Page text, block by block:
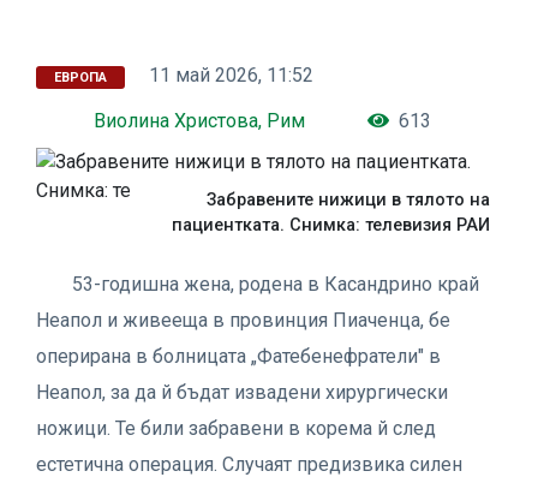
ЕВРОПА
11 май 2026, 11:52
Виолина Христова, Рим
613
Забравените нижици в тялото на
пациентката. Снимка: телевизия РАИ
53-годишна жена, родена в Касандрино край
Неапол и живееща в провинция Пиаченца, бе
оперирана в болницата „Фатебенефратели" в
Неапол, за да й бъдат извадени хирургически
ножици. Те били забравени в корема й след
естетична операция. Случаят предизвика силен